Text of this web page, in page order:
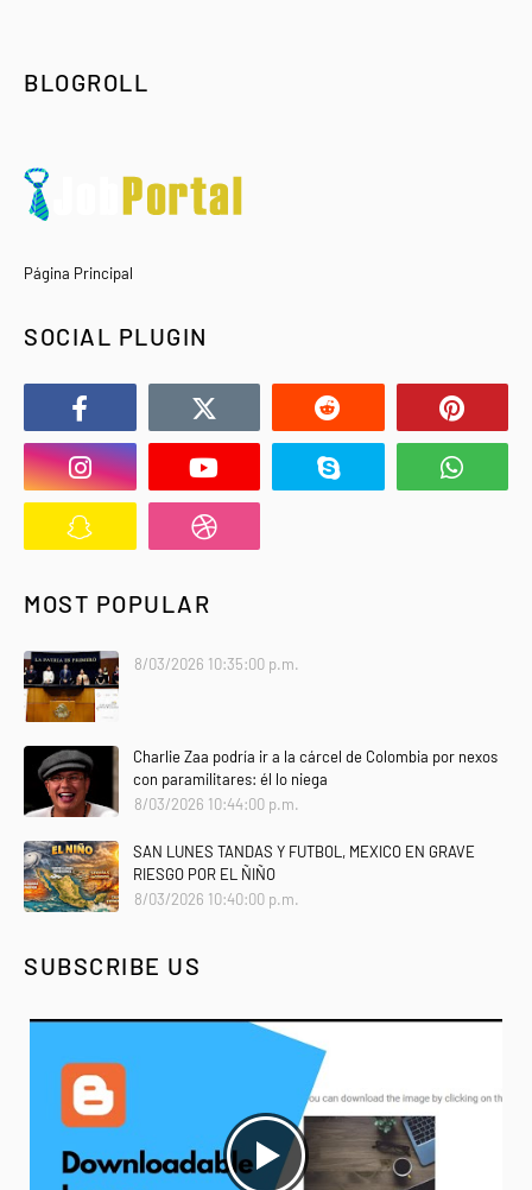
BLOGROLL
Página Principal
SOCIAL PLUGIN
MOST POPULAR
8/03/2026 10:35:00 p.m.
Charlie Zaa podría ir a la cárcel de Colombia por nexos
con paramilitares: él lo niega
8/03/2026 10:44:00 p.m.
SAN LUNES TANDAS Y FUTBOL, MEXICO EN GRAVE
RIESGO POR EL ÑIÑO
8/03/2026 10:40:00 p.m.
SUBSCRIBE US